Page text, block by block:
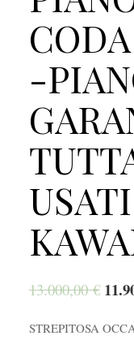
-
13.000,00€
STREPITOSA